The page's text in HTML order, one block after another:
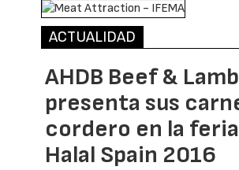
ACTUALIDAD
AHDB Beef & Lamb
presenta sus
cordero en la
Halal Spain 2016